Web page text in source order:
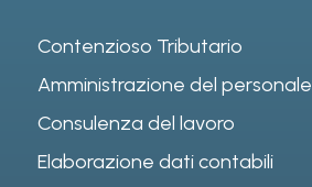
Contenzioso Tributario
Amministrazione del personale
Consulenza del lavoro
Elaborazione dati contabili